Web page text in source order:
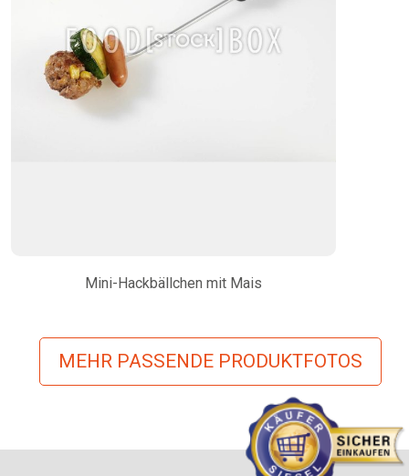
Mini-Hackbällchen mit Mais
MEHR PASSENDE PRODUKTFOTOS